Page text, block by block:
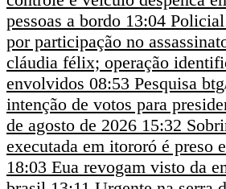
pessoas a bordo 13:04
por participação no
cláudia félix; operação
envolvidos 08:53 Pesquisa
intenção de votos para
de agosto de 2026 15:32
executada em itororó é preso
18:03 Eua revogam visto da